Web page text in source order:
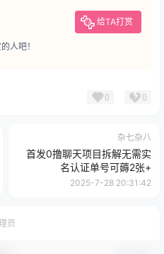
给TA打赏
人吧！
0 0
杂七杂八
首发0撸聊天项目拆解无需实
名认证单号可薅2张+
2025-7-28 20:31:42
员